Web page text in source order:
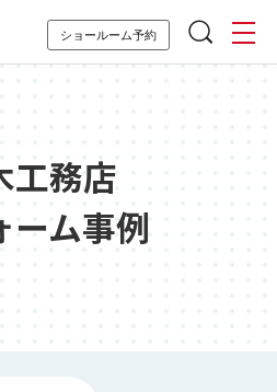
ショールーム予約
工務店
ーム事例